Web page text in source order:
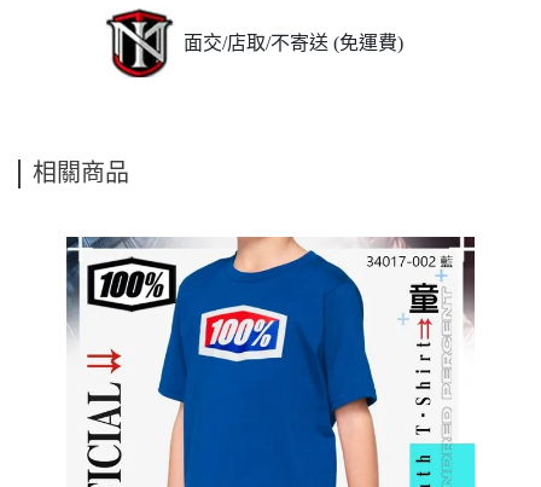
面交/店取/不寄送 (免運費)
相關商品